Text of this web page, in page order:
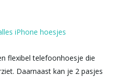
iPhone hoesjes
flexibel telefoonhoesje die
Daarnaast kan je 2 pasjes